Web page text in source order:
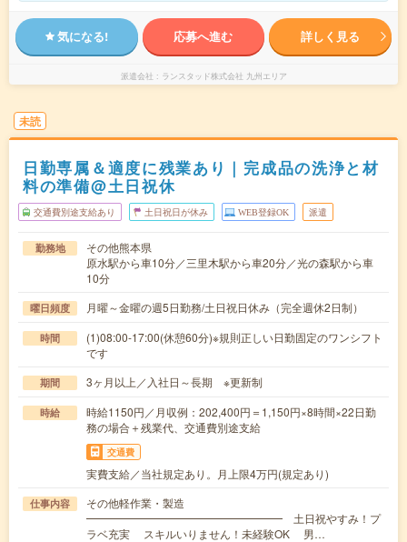
気になる! 応募へ進む 詳しく見る
派遣会社 ランスタッド株式会社 九州エリア
未読
日勤専属＆適度に残業あり｜完成品の洗浄と材
料の準備@土日祝休
交通費別途支給あり 土日祝日が休み WEB登録OK 派遣
勤務地
その他熊本県
原水駅から車10分／三里木駅から車20分／光の森駅から車
10分
曜日頻度 月曜～金曜の週5日勤務/土日祝日休み（完全週休2日制）
時間
(1)08:00-17:00(休憩60分)※規則正しい日勤固定のワンシフト
です
期間 3ヶ月以上／入社日～長期 ※更新制
時給
時給1150円／月収例：202,400円＝1,150円×8時間×22日勤
務の場合＋残業代、交通費別途支給
交通費
実費支給／当社規定あり。月上限4万円(規定あり)
仕事内容
その他軽作業・製造
━━━━━━━━━━━━━━━━━━ 土日祝やすみ！プ
ラベ充実 スキルいりません！未経験OK 男…